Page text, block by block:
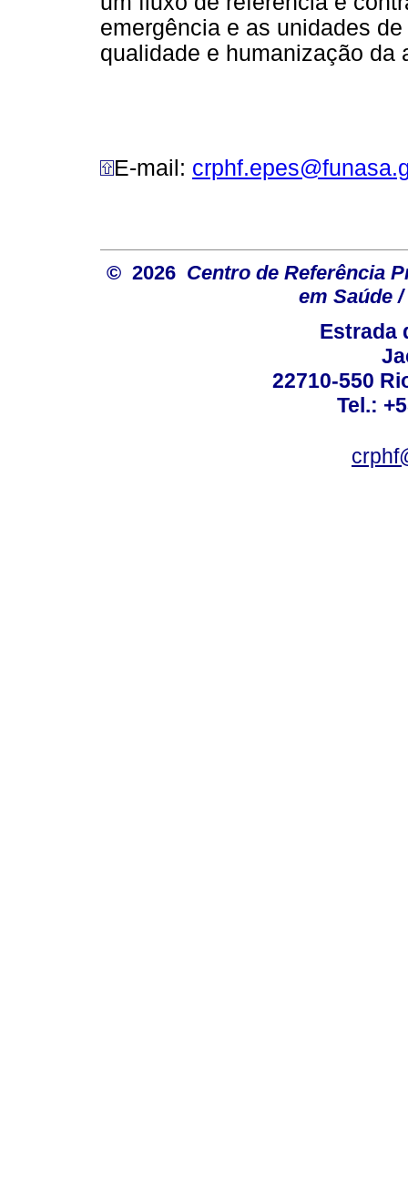
emergência e as unidades
qualidade e humanização da
E-mail:
© 2026 Centro de Referência
em Saúde
Estrada
22710-550
Tel.: